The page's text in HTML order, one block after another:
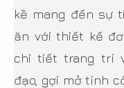
kề mang đến sự
ăn với thiết kế
chi tiết trang trí
đạo, gợi mở tính